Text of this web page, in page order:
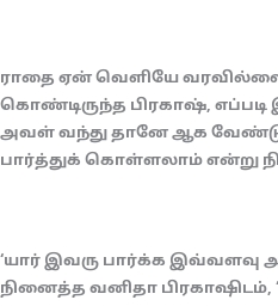
ராதை ஏன் வெளியே
கொண்டிருந்த பிரகாஷ்,
அவள் வந்து தானே ஆக
பார்த்துக் கொள்ளலாம் என்று
‘யார் இவரு பார்க்க இவ்வளவு
நினைத்த வனிதா